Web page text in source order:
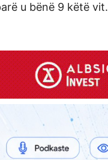
u bënë 9 këtë vit.